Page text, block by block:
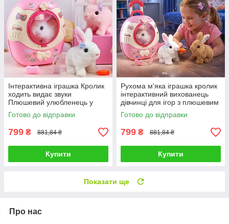
Інтерактивна іграшка Кролик
ходить видає звуки
Плюшевий улюбленець у
валізі Іграшковий зайчик
аксесуари
Готово до відправки
799 ₴ 881,84 ₴
Купити
Рухома м'яка іграшка кролик
інтерактивний вихованець
дівчинці для ігор з плюшевим
улюбленцем 3 види ходить
звуки на повідку
Готово до відправки
799 ₴ 881,84 ₴
Купити
Показати ще
Про нас